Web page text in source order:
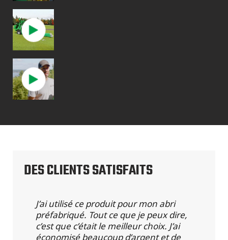
DES CLIENTS SATISFAITS
J’ai utilisé ce produit pour mon abri
préfabriqué. Tout ce que je peux dire,
c’est que c’était le meilleur choix. J’ai
économisé beaucoup d’argent et de